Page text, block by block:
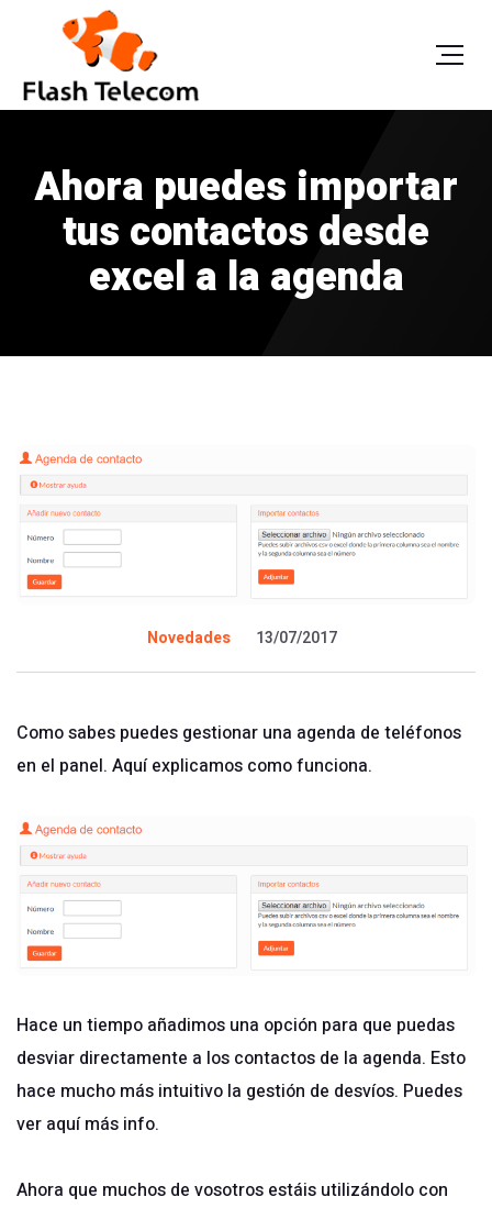
Ahora puedes importar
tus contactos desde
excel a la agenda
Novedades 13/07/2017
Como sabes puedes gestionar una agenda de teléfonos
en el panel. Aquí explicamos comofunciona.
Hace un tiempo añadimos una opción para que puedas
desviar directamente a los contactos de la agenda. Esto
hace mucho más intuitivo la gestión de desvíos. Puedes
ver aquí más info.
Ahora que muchos de vosotros estáis utilizándolo con